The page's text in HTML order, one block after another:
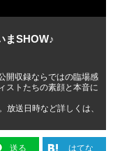
まSHOW♪
開収録ならではの臨場感
ストたちの素顔と本音に
放送日時など詳しくは、
送る はてな